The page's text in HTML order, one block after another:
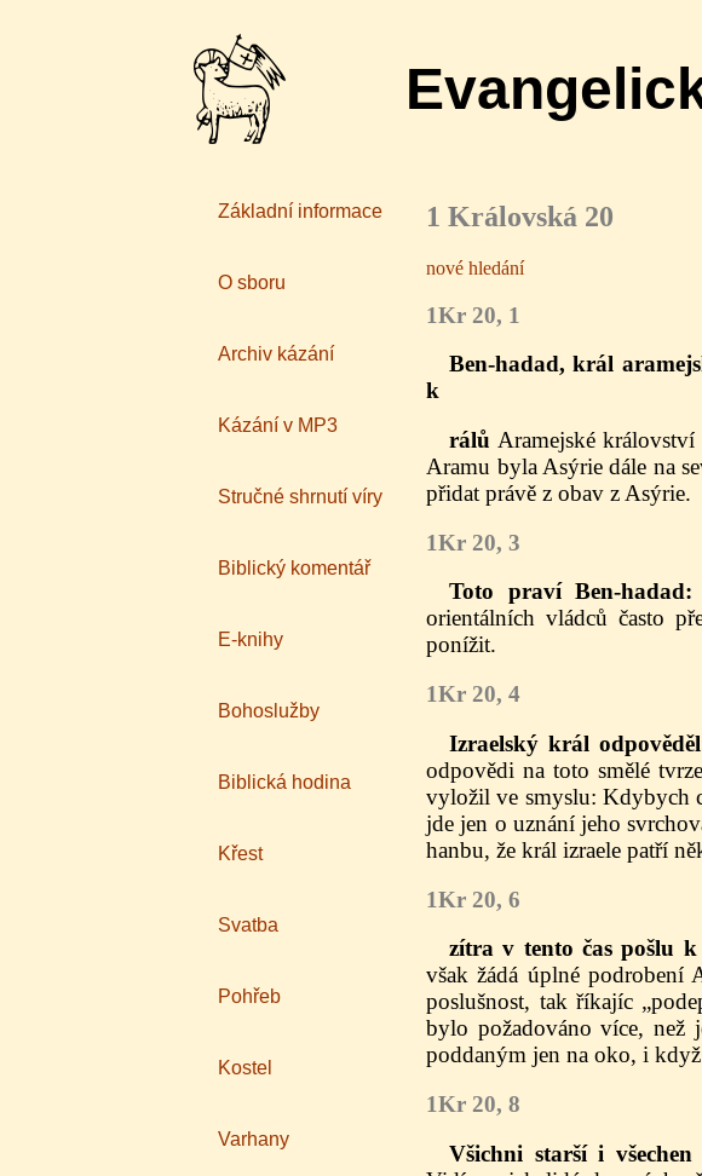
Základní informace
O sboru
Archiv kázání
Kázání v MP3
Stručné shrnutí víry
Biblický komentář
E-knihy
Bohoslužby
Biblická hodina
Křest
Svatba
Pohřeb
Kostel
Varhany
1 Královská 20
nové hledání
1Kr 20, 1
Ben-hadad, král
k
rálů Aramejské
Aramu byla Asýrie dále na
přidat právě z obav z Asýrie.
1Kr 20, 3
Toto praví Ben-
orientálních vládců často
ponížit.
1Kr 20, 4
Izraelský král
odpovědi na toto smělé
vyložil ve smyslu: Kdybych
jde jen o uznání jeho
hanbu, že král izraele patří
1Kr 20, 6
zítra v tento čas pošlu
však žádá úplné podrobení
poslušnost, tak říkajíc
bylo požadováno více, než
poddaným jen na oko, i
1Kr 20, 8
Všichni starší i